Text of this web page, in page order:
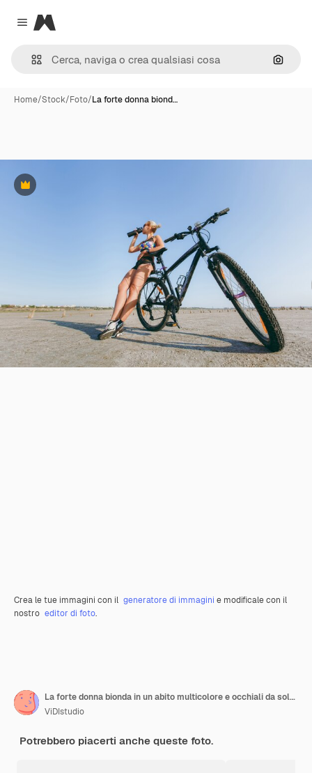
Close menu
Magnific
Cerca
Home/Stock/Foto/La forte donna biond…
Premium
Crea le tue immagini con il generatore di immagini e modificale con il
nostro editor di foto.
La forte donna bionda in un abito multicolore e occhiali da sole si trova vicino a una bicicletta, beve acqua da una bottiglia in una zona deserta. Concetto di forma fisica.
ViDIstudio
Potrebbero piacerti anche queste foto.